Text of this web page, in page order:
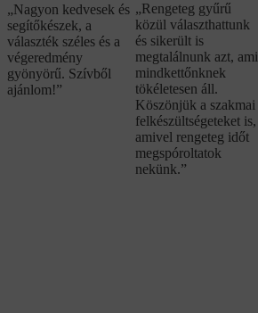
„Nagyon kedvesek és
segítőkészek, a
választék széles és a
végeredmény
gyönyörű. Szívből
ajánlom!”
„Rengeteg gyűrű
közül választhattunk
és sikerült is
megtalálnunk azt, ami
mindkettőnknek
tökéletesen áll.
Köszönjük a szakmai
felkészültségeteket is,
amivel rengeteg időt
megspóroltatok
nekünk.”